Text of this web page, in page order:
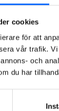
cookies
för att
vår trafik.
och
du har